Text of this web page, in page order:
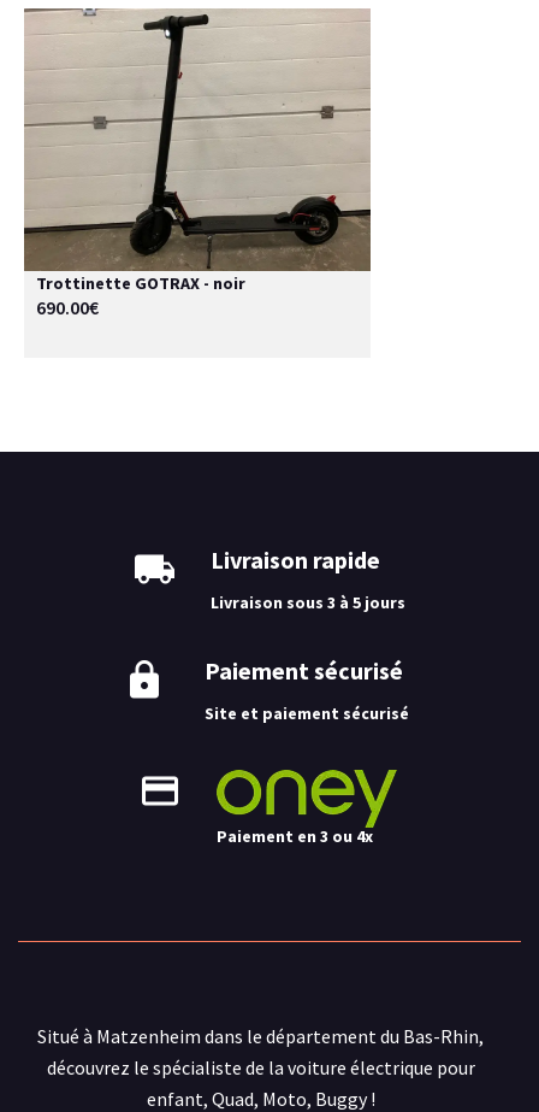
Trottinette GOTRAX - noir
690.00€
Livraison rapide
Livraison sous 3 à 5 jours
Paiement sécurisé
Site et paiement sécurisé
Paiement en 3 ou 4x
Situé à Matzenheim dans le département du Bas-Rhin,
découvrez le spécialiste de la voiture électrique pour
enfant, Quad, Moto, Buggy !